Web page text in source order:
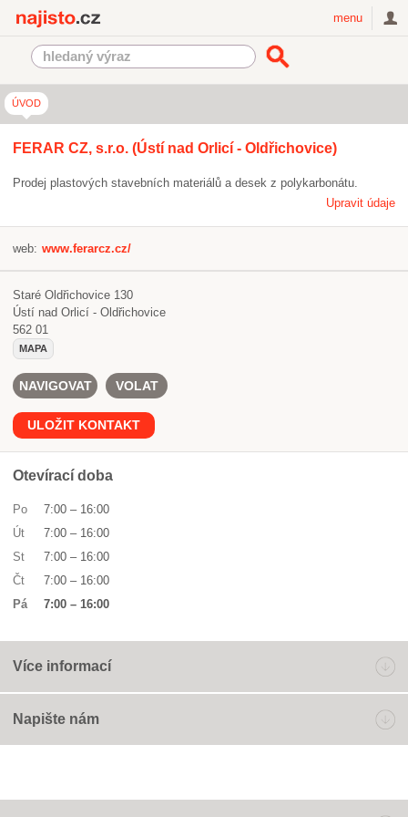
menu
ÚVOD
FERAR CZ, s.r.o. (Ústí nad Orlicí - Oldřichovice)
Prodej plastových stavebních materiálů a desek z polykarbonátu.
Upravit údaje
web: www.ferarcz.cz/
Staré Oldřichovice 130
Ústí nad Orlicí - Oldřichovice
562 01
MAPA
NAVIGOVAT VOLAT
ULOŽIT KONTAKT
Otevírací doba
Po 7:00 – 16:00
Út
7:00 – 16:00
St
7:00 – 16:00
Čt
7:00 – 16:00
Pá
7:00 – 16:00
Více informací
Napište nám